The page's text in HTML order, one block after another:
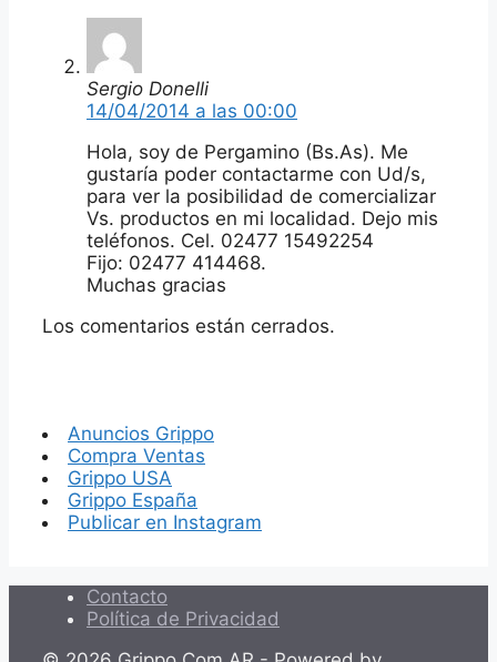
Sergio Donelli
14/04/2014 a las 00:00
Hola, soy de Pergamino (Bs.As). Me
gustaría poder contactarme con Ud/s,
para ver la posibilidad de comercializar
Vs. productos en mi localidad. Dejo mis
teléfonos. Cel. 02477 15492254
Fijo: 02477 414468.
Muchas gracias
Los comentarios están cerrados.
Anuncios Grippo
Compra Ventas
Grippo USA
Grippo España
Publicar en Instagram
Contacto
Política de Privacidad